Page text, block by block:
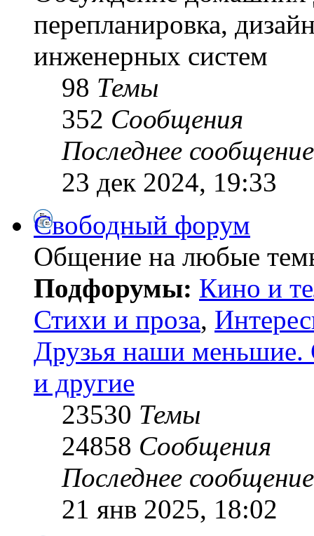
перепланировка,
инженерных систем
98 Темы
352 Сообщения
Последнее сообщение
23 дек 2024, 19:33
Свободный форум
Общение на любые
Подфорумы: Кино и
Стихи и проза,
Друзья наши меньшие.
и другие
23530 Темы
24858 Сообщения
Последнее сообщение
21 янв 2025, 18:02